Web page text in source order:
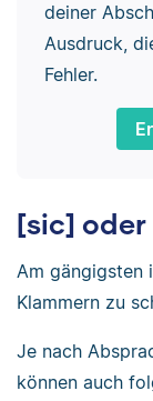
deiner
Ausdruck,
Fehler.
[sic] oder
Am gängigsten
Klammern zu
Je nach
können auch